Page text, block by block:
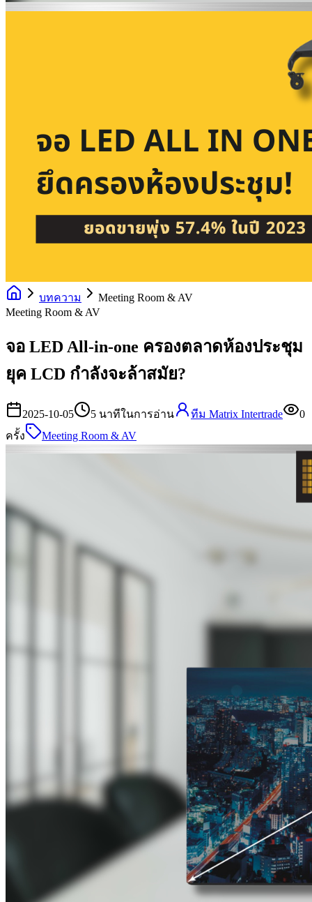
บทความ
Meeting Room & AV
Meeting Room & AV
จอ LED All-in-one ครองตลาดห้องประชุม
ยุค LCD กำลังจะล้าสมัย?
2025-10-05 5 นาทีในการอ่าน ทีม Matrix Intertrade
0
ครั้ง
Meeting Room & AV